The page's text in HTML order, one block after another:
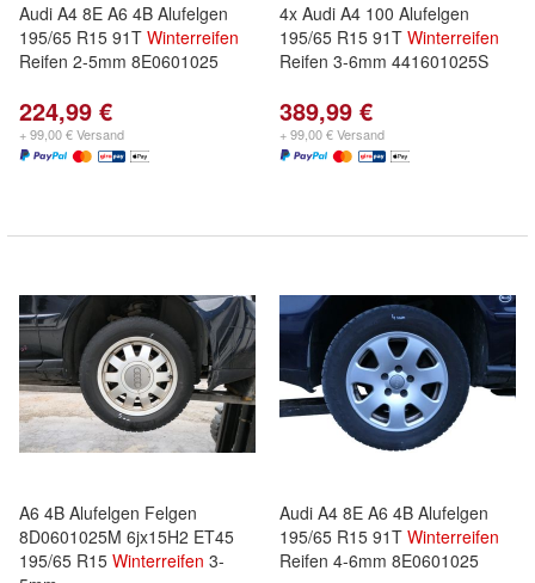
Audi A4 8E A6 4B Alufelgen
195/65 R15 91T Winterreifen
Reifen 2-5mm 8E0601025
224,99 €
+ 99,00 € Versand
4x Audi A4 100 Alufelgen
195/65 R15 91T Winterreifen
Reifen 3-6mm 441601025S
389,99 €
+ 99,00 € Versand
A6 4B Alufelgen Felgen
8D0601025M 6jx15H2 ET45
195/65 R15 Winterreifen 3-
Audi A4 8E A6 4B Alufelgen
195/65 R15 91T Winterreifen
Reifen 4-6mm 8E0601025